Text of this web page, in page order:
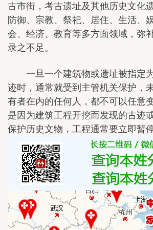
古市街，考古遗址及其他历史文化
防御、宗教、祭祀、居住、生活、
会、经济、教育等多方面领域，弥
录之不足。
一旦一个建筑物或遗址被指定
迹时，通常就受到主管机关保护，
有者在内的任何人，都不可以任意
是因为建筑工程开挖而发现的古迹
保护历史文物，工程通常要立即暂停